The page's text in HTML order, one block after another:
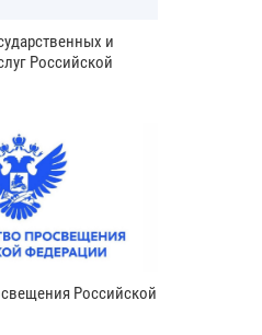
и
Российской
Российской